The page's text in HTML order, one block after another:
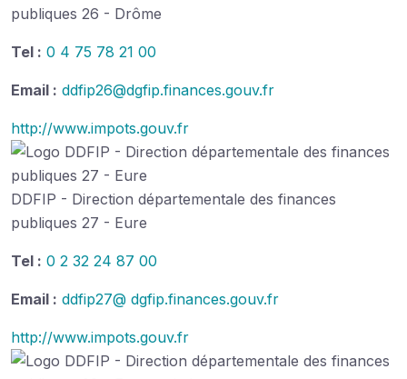
publiques 26 - Drôme
Tel : 0 4 75 78 21 00
Email : ddfip26@dgfip.finances.gouv.fr
http://www.impots.gouv.fr
DDFIP - Direction départementale des finances
publiques 27 - Eure
Tel : 0 2 32 24 87 00
Email : ddfip27@ dgfip.finances.gouv.fr
http://www.impots.gouv.fr